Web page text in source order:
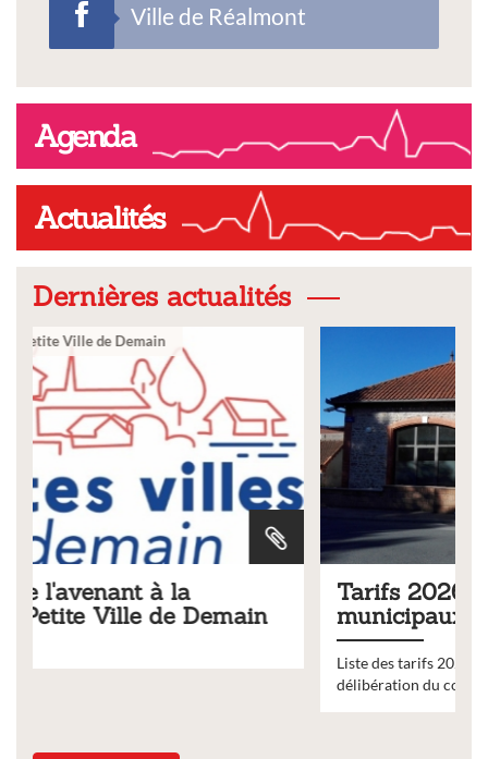
Ville de Réalmont
Agenda
Actualités
Dernières actualités
Tarifs 2026 des services
municipaux
Liste des tarifs 2026 des services municipaux,
délibération du conseil municipal du 19 décembre 2025